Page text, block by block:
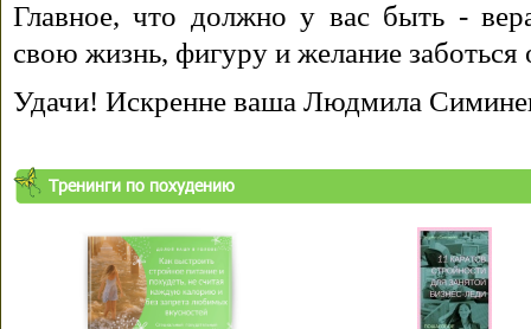
Главное, что должно у вас быть -
свою жизнь, фигуру и желание заботься
Удачи! Искренне ваша Людмила
Тренинги по похудению